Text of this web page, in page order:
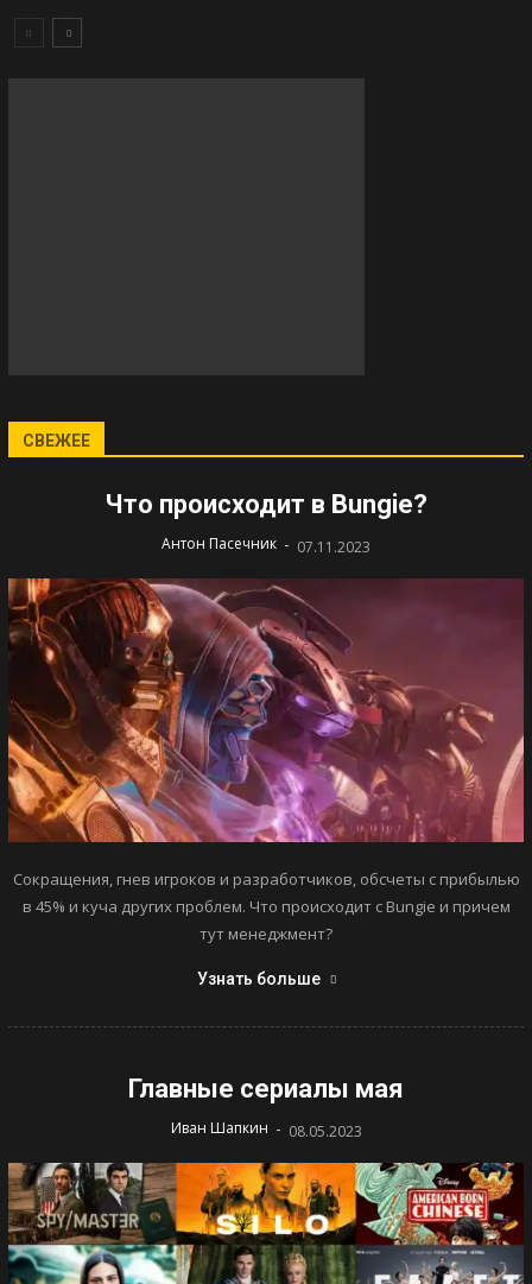
СВЕЖЕЕ
Что происходит в Bungie?
Антон Пасечник - 07.11.2023
Сокращения, гнев игроков и разработчиков, обсчеты с прибылью
в 45% и куча других проблем. Что происходит с Bungie и причем
тут менеджмент?
Узнать больше
Главные сериалы мая
Иван Шапкин - 08.05.2023